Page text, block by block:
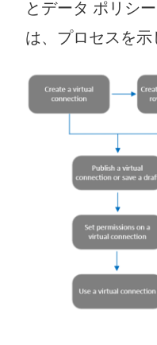
とデータ ポリシ
は、プロセスを示